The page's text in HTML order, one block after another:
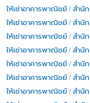
ให้เช่าอาคารพาณิชย์ / สำนั
ให้เช่าอาคารพาณิชย์ / สำนั
ให้เช่าอาคารพาณิชย์ / สำนั
ให้เช่าอาคารพาณิชย์ / สำนั
ให้เช่าอาคารพาณิชย์ / สำนั
ให้เช่าอาคารพาณิชย์ / สำนั
ให้เช่าอาคารพาณิชย์ / สำนัก